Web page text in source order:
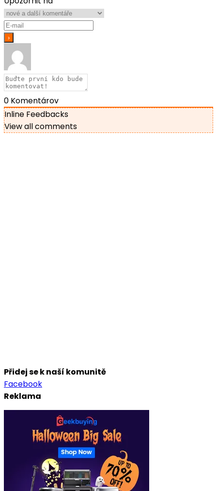
0 Komentárov
Inline Feedbacks
View all comments
Přidej se k naší komunitě
Facebook
Reklama